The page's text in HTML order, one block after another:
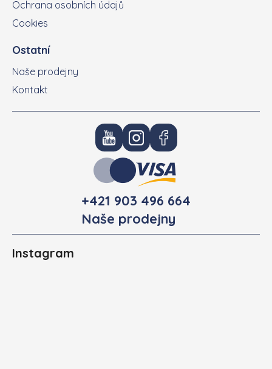
Ochrana osobních údajů
Cookies
Ostatní
Naše prodejny
Kontakt
+421 903 496 664
Naše prodejny
Instagram